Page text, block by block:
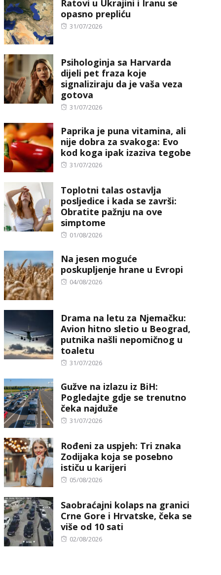
Ratovi u Ukrajini i Iranu se
opasno prepliću
Posted
31/07/2026
Psihologinja sa Harvarda
dijeli pet fraza koje
signaliziraju da je vaša veza
gotova
Posted
31/07/2026
Paprika je puna vitamina, ali
nije dobra za svakoga: Evo
kod koga ipak izaziva tegobe
Posted
31/07/2026
Toplotni talas ostavlja
posljedice i kada se završi:
Obratite pažnju na ove
simptome
Posted
01/08/2026
Na jesen moguće
poskupljenje hrane u Evropi
Posted
04/08/2026
Drama na letu za Njemačku:
Avion hitno sletio u Beograd,
putnika našli nepomičnog u
toaletu
Posted
31/07/2026
Gužve na izlazu iz BiH:
Pogledajte gdje se trenutno
čeka najduže
Posted
31/07/2026
Rođeni za uspjeh: Tri znaka
Zodijaka koja se posebno
ističu u karijeri
Posted
05/08/2026
Saobraćajni kolaps na granici
Crne Gore i Hrvatske, čeka se
više od 10 sati
Posted
02/08/2026